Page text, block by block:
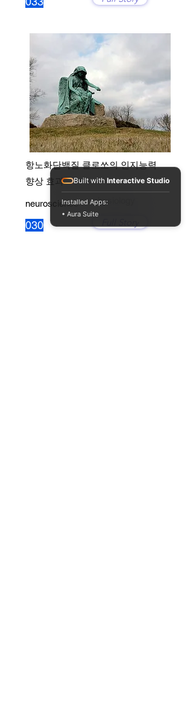
항노화단백질 클로쏘의 인지능력
향상 효과
neuroscience
030
physiology
Built with Interactive Studio
Installed Apps:
• Aura Suite